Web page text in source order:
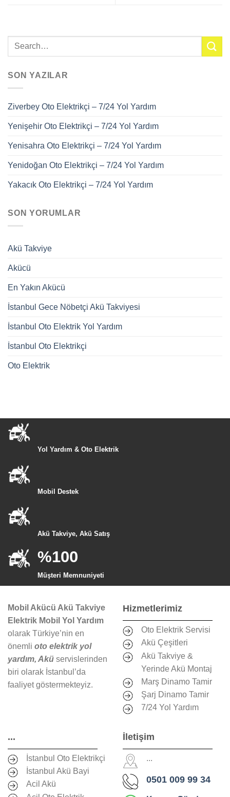
SON YAZILAR
Ziverbey Oto Elektrikçi – 7/24 Yol Yardım
Yenişehir Oto Elektrikçi – 7/24 Yol Yardım
Yenisahra Oto Elektrikçi – 7/24 Yol Yardım
Yenidoğan Oto Elektrikçi – 7/24 Yol Yardım
Yakacık Oto Elektrikçi – 7/24 Yol Yardım
SON YORUMLAR
Akü Takviye
Akücü
En Yakın Akücü
İstanbul Gece Nöbetçi Akü Takviyesi
İstanbul Oto Elektrik Yol Yardım
İstanbul Oto Elektrikçi
Oto Elektrik
Yol Yardım & Oto Elektrik
Mobil Destek
Akü Takviye, Akü Satış
%100
Müşteri Memnuniyeti
Mobil Akücü Akü Takviye
Elektrik Mobil Yol Yardım
olarak Türkiye’nin en
önemli oto elektrik yol
yardım, Akü servislerinden
biri olarak İstanbul’da
faaliyet göstermekteyiz.
Hizmetlerimiz
Oto Elektrik Servisi
Akü Çeşitleri
Akü Takviye &
Yerinde Akü Montaj
Marş Dinamo Tamir
Şarj Dinamo Tamir
7/24 Yol Yardım
...
İstanbul Oto Elektrikçi
İstanbul Akü Bayi
Acil Akü
İletişim
...
0501 009 99 34